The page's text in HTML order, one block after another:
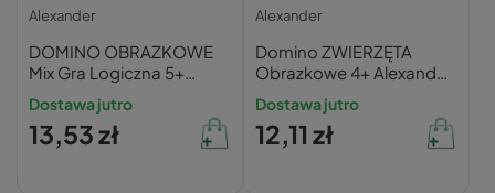
Alexander
DOMINO OBRAZKOWE
Mix Gra Logiczna 5+
Alexander 0202
Dostawa jutro
13,53 zł
Alexander
Domino ZWIERZĘTA
Obrazkowe 4+ Alexander
0205
Dostawa jutro
12,11 zł